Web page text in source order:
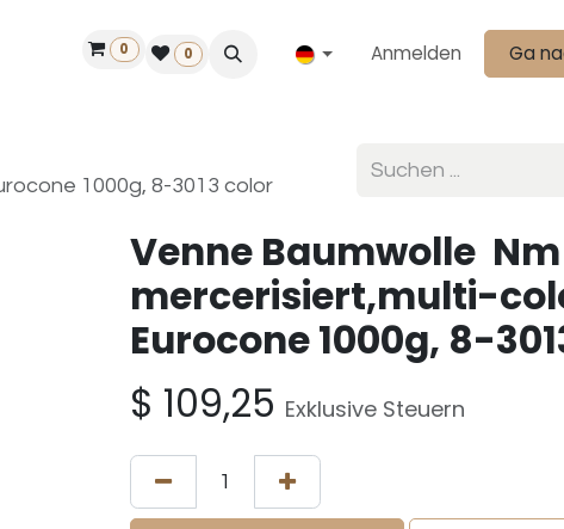
Finde einen Händler
0 0 Anmelden Ga
1000g, 8-3013 color
Venne Baumwolle
mercerisiert,multi-
Eurocone 1000g, 8-
$ 109,25 Exklusive Steuern